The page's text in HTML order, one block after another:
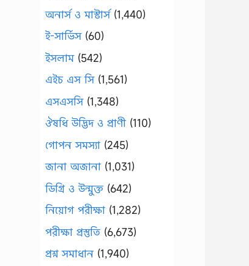
অনার্স ও মাস্টার্স(1,440)
ই-সার্ভিস(60)
ইসলাম(542)
এইচ এস সি(1,561)
এসএসসি(1,348)
ঔষধি উদ্ভিদ ও প্রাণী (110)
গোপন সমস্যা (245)
জানা অজানা (1,031)
ডিগ্রি ও উন্মুক্ত (642)
নিয়োগ পরীক্ষা (1,282)
পরীক্ষা প্রস্তুতি (6,673)
প্রশ্ন সমাধান (1,940)